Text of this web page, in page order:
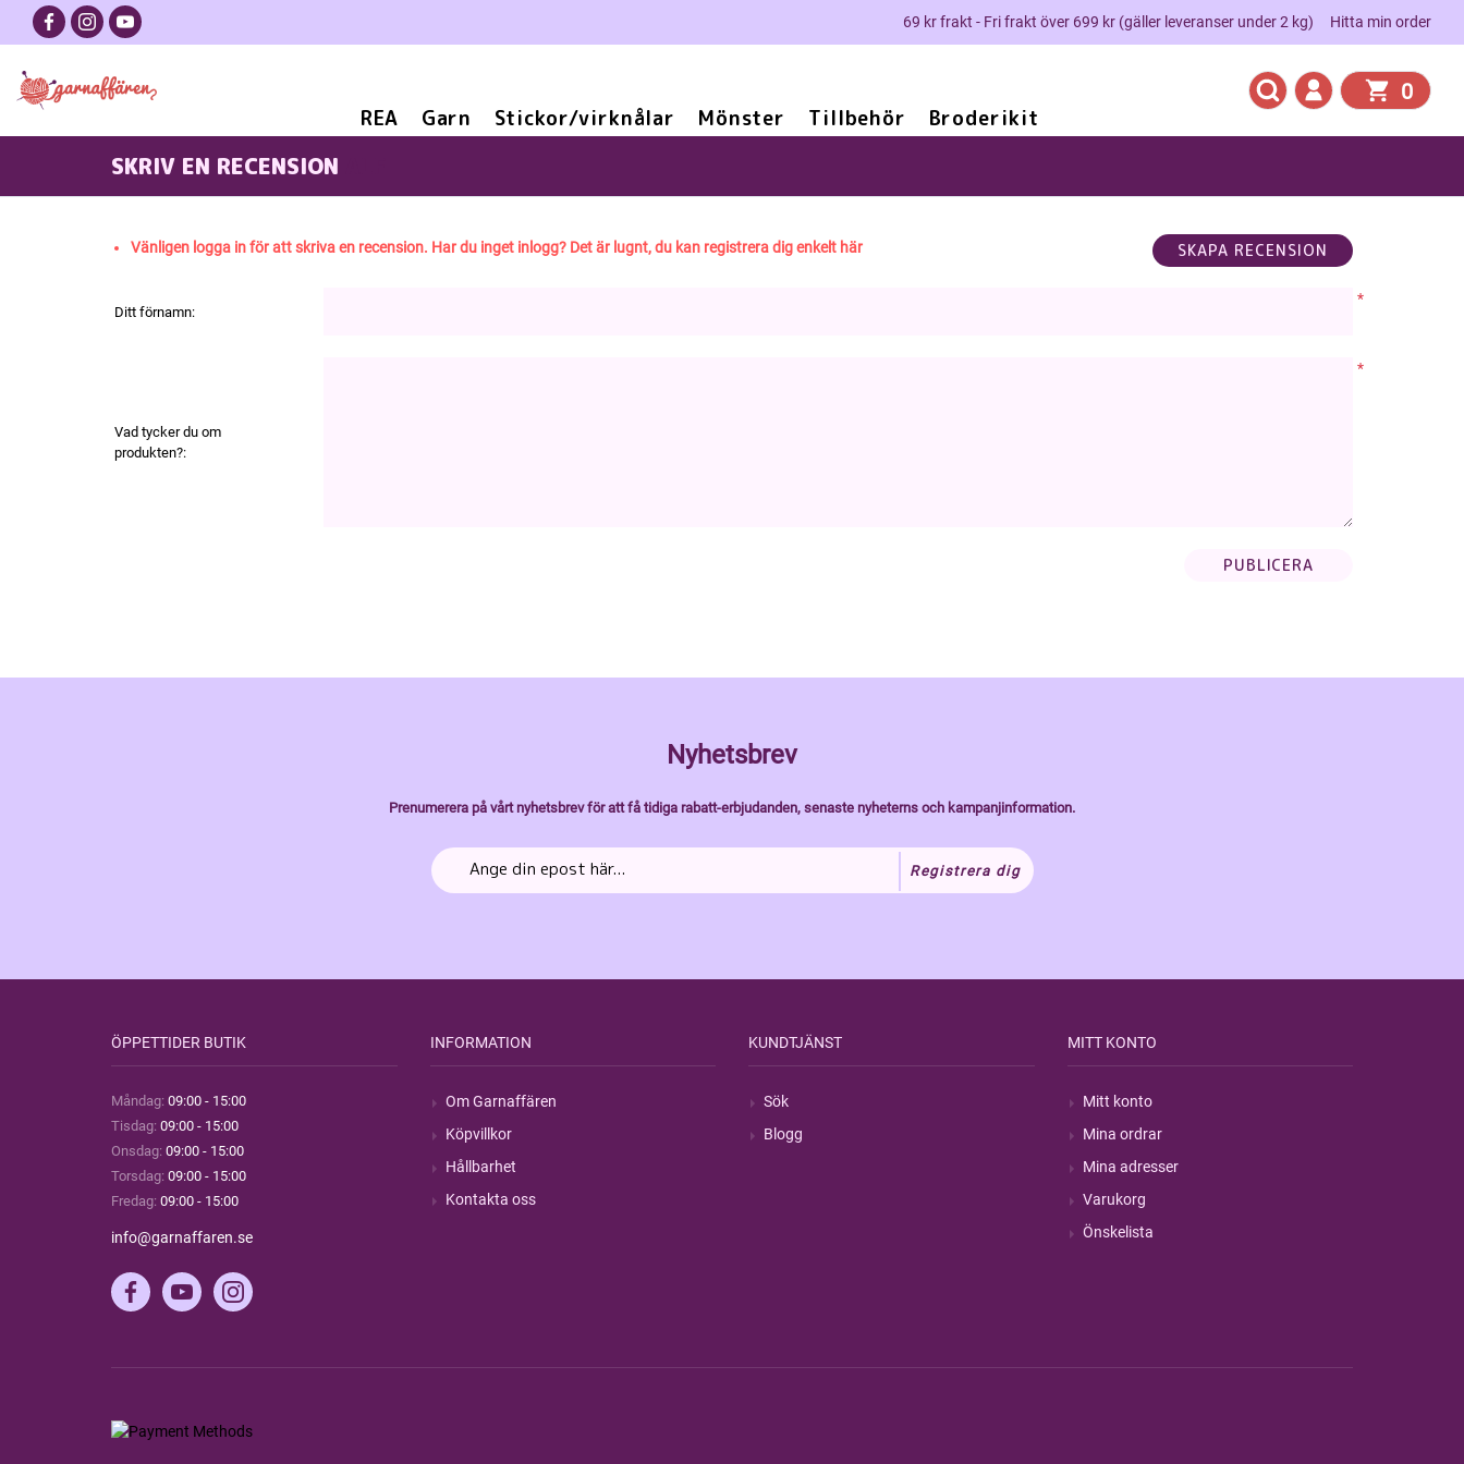
69 kr frakt - Fri frakt över 699 kr (gäller leveranser under 2 kg) Hitta min order
REA Garn Stickor/virknålar Mönster Tillbehör Broderikit
0
SKRIV EN RECENSION
Vänligen logga in för att skriva en recension. Har du inget inlogg? Det är lugnt, du kan registrera dig enkelt här
Ditt förnamn:
*
Vad tycker du om
produkten?:
*
Nyhetsbrev
Prenumerera på vårt nyhetsbrev för att få tidiga rabatt-erbjudanden, senaste nyheterns och kampanjinformation.
Registrera dig
ÖPPETTIDER BUTIK
Måndag: 09:00 - 15:00
Tisdag: 09:00 - 15:00
Onsdag: 09:00 - 15:00
Torsdag: 09:00 - 15:00
Fredag: 09:00 - 15:00
info@garnaffaren.se
INFORMATION
Om Garnaffären
Köpvillkor
Hållbarhet
Kontakta oss
KUNDTJÄNST
Sök
Blogg
MITT KONTO
Mitt konto
Mina ordrar
Mina adresser
Varukorg
Önskelista